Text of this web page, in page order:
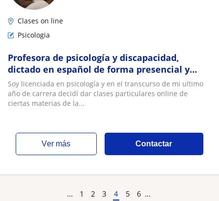
Clases on line
Psicologia
Profesora de psicología y discapacidad,
dictado en español de forma presencial y
virtual
Soy licenciada en psicología y en el transcurso de mi ultimo
año de carrera decidí dar clases particulares online de
ciertas materias de la...
ver más Contactar
... 1 2 3 4 5 6 ...